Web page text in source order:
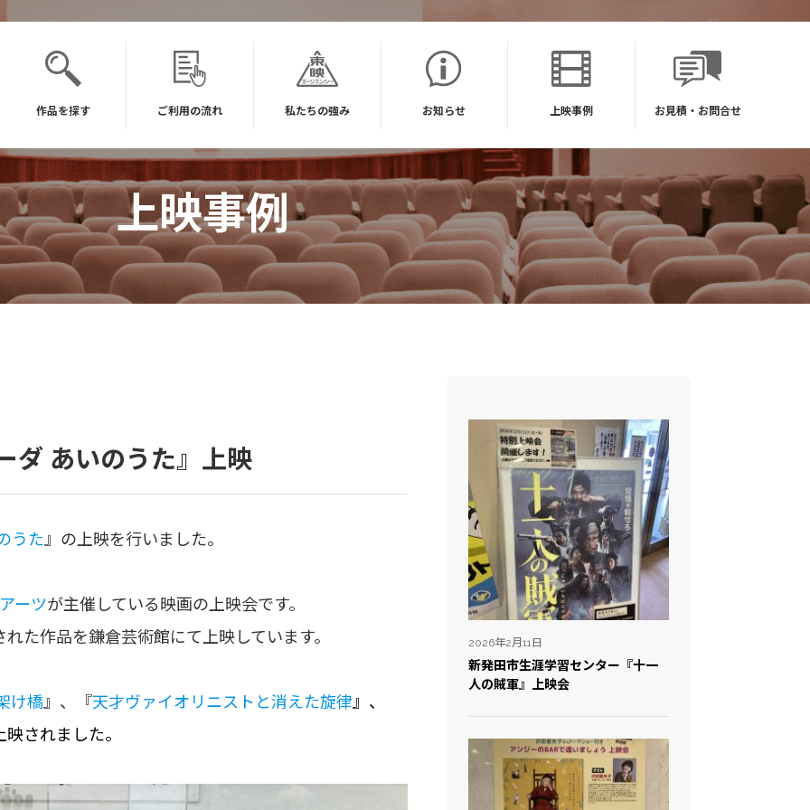
作品を探す ご利用の流れ 私たちの強み お知らせ 上映事例 お見積・お問合せ
上映事例
ダ あいのうた』上映
うた 』の上映を行いました。
ーツが主催している映画の上映会です。
た作品を鎌倉芸術館にて上映しています。
け橋』、『天才ヴァイオリニストと消えた旋律』、
されました。
2026年2月11日
新発田市生涯学習センター『十一
人の賊軍』上映会